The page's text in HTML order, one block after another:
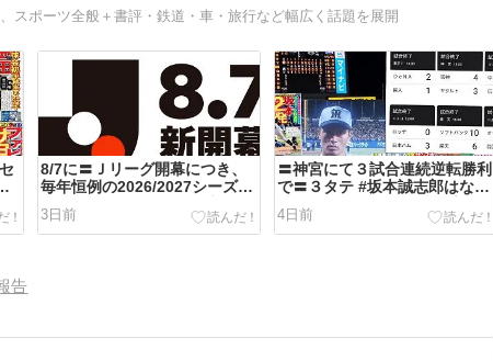
スポーツ全般＋書評・鉄道・車・旅行など幅広く話題を展開
8/7に〓Ｊリーグ開幕につき、
毎年恒例の2026/2027シーズン
の（ざっくりとした）展望を＋
α【追記あり】
3日前
〓神宮にて３試合連続逆転勝利
で〓３タテ #坂本誠志郎はなぜ
神なのか はじめ、8/2のプロ野
球の件＋α
4日前
告